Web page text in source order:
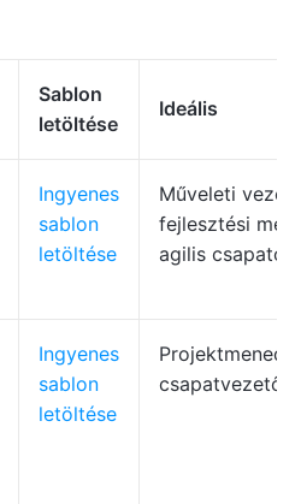
Sablon
letöltése
Ideális
Ingyenes
sablon
letöltése
Műveleti
fejlesztési
agilis csapatok
Ingyenes
sablon
letöltése
csapatvezetők